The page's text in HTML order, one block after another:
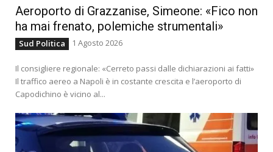
Aeroporto di Grazzanise, Simeone: «Fico non
ha mai frenato, polemiche strumentali»
Sud Politica 1 Agosto 2026
Il consigliere regionale: «Cerreto passi dalle dichiarazioni ai fatti»
Il traffico aereo a Napoli è in costante crescita e l’aeroporto di
Capodichino è vicino al...